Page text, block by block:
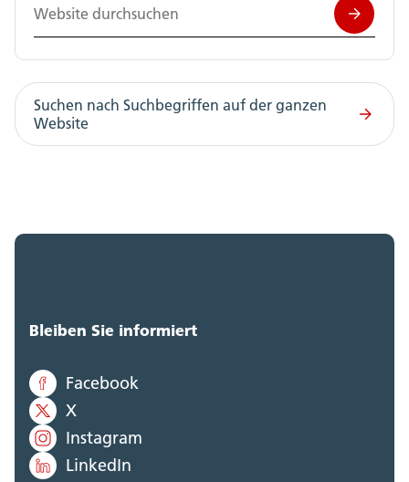
Website durchsuchen
Suchen nach Suchbegriffen auf der ganzen
Website
Bleiben Sie informiert
Facebook
X
Instagram
LinkedIn